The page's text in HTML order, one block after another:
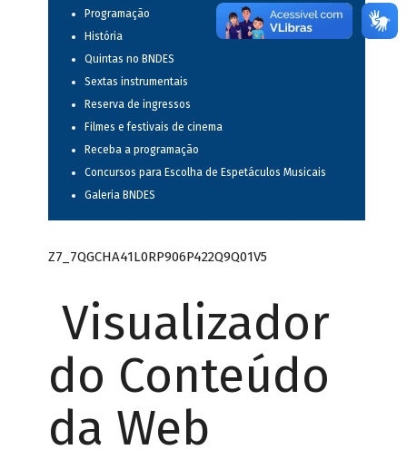
Programação
História
Quintas no BNDES
Sextas instrumentais
Reserva de ingressos
Filmes e festivais de cinema
Receba a programação
Concursos para Escolha de Espetáculos Musicais
Galeria BNDES
Z7_7QGCHA41L0RP906P422Q9Q01V5
Visualizador
do Conteúdo
da Web